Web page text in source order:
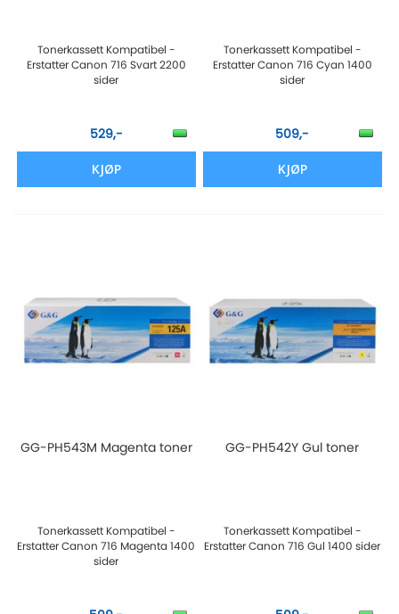
Tonerkassett Kompatibel -
Erstatter Canon 716 Svart 2200
sider
529,-
KJØP
Tonerkassett Kompatibel -
Erstatter Canon 716 Cyan 1400
sider
509,-
KJØP
GG-PH543M Magenta toner
Tonerkassett Kompatibel -
Erstatter Canon 716 Magenta 1400
sider
GG-PH542Y Gul toner
Tonerkassett Kompatibel -
Erstatter Canon 716 Gul 1400 sider